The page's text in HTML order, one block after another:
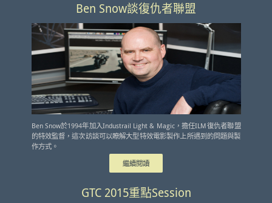
Ben Snow談復仇者聯盟
Ben Snow於1994年加入Industrail Light & Magic，擔任ILM復仇者聯盟
的特效監督，這次訪談可以瞭解大型特效電影製作上所遇到的問題與製
作方式。
繼續閱讀
GTC 2015重點Session